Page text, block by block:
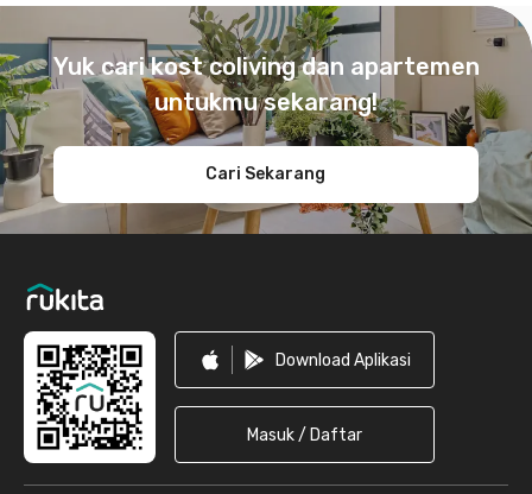
Yuk cari kost coliving dan apartemen
untukmu sekarang!
Cari Sekarang
Download Aplikasi
Masuk / Daftar